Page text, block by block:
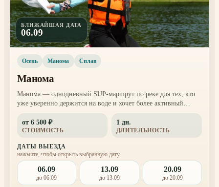
БЛИЖАЙШАЯ ДАТА
06.09
Осень Манома Сплав
Манома
Манома — однодневный SUP-маршрут по реке для тех, кто
уже уверенно держится на воде и хочет более активный
берегах и спортивном темпе дня.
от 6 500 ₽
СТОИМОСТЬ
1 дн.
ДЛИТЕЛЬНОСТЬ
ДАТЫ ВЫЕЗДА
нажмите, чтобы открыть выбранную дату
06.09
до 06.09
13.09
до 13.09
20.09
до 20.09